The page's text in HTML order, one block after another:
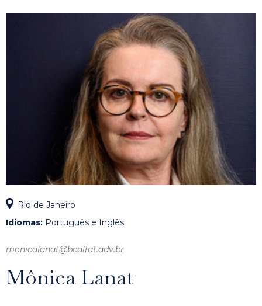
Rio de Janeiro
Idiomas: Português e Inglês
monicalanat@bcalfat.adv.br
Mônica Lanat